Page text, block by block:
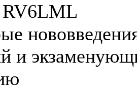
RV6LML
и